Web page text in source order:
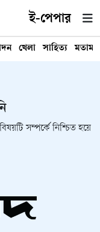
ই-পেপার
খেলা সাহিত্য মতামত
সম্পর্কে নিশ্চিত হয়ে